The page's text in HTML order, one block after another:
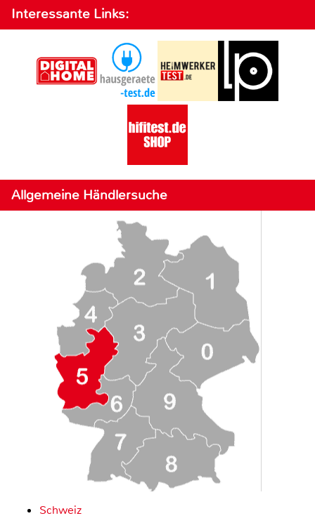
Interessante Links:
Allgemeine Händlersuche
Schweiz